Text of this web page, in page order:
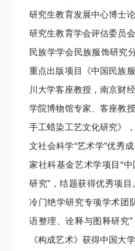
研究生教育发展中心博士
研究生教育学会评估委员
民族学学会民族服饰研究
重点出版项目《中国民族
川大学客座教授，南京财
学院博物馆专家、客座教
手工蜡染工艺文化研究》
文社会科学“艺术学”优秀
家社科基金艺术学项目“
研究”，结题获得优秀项
冷门绝学研究专项学术团
语整理、诠释与图释研究”
《构成艺术》获得中国大